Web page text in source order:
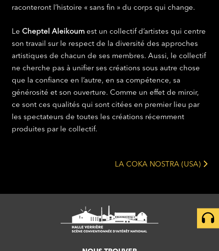
raconteront l’histoire « sans fin » du corps qui change.
Le Cheptel Aleikoum est un collectif d’artistes qui centre
son travail sur le respect de la diversité des approches
artistiques de chacun de ses membres. Aussi, le collectif
ne cherche pas à unifier ses créations sous autre chose
que la confiance en l’autre, en sa compétence, sa
générosité et son ouverture. Comme un effet de miroir,
ce sont ces qualités qui sont citées en premier lieu par
les spectateurs de toutes les créations récemment
produites par le collectif.
LA COKA NOSTRA (USA)